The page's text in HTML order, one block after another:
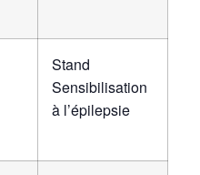
Stand
Sensibilisation
à l’épilepsie